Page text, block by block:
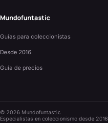
Mundofuntastic
Guías para coleccionistas
Desde 2016
Guía de precios
© 2026 Mundofuntastic
Especialistas en coleccionismo desde 2016